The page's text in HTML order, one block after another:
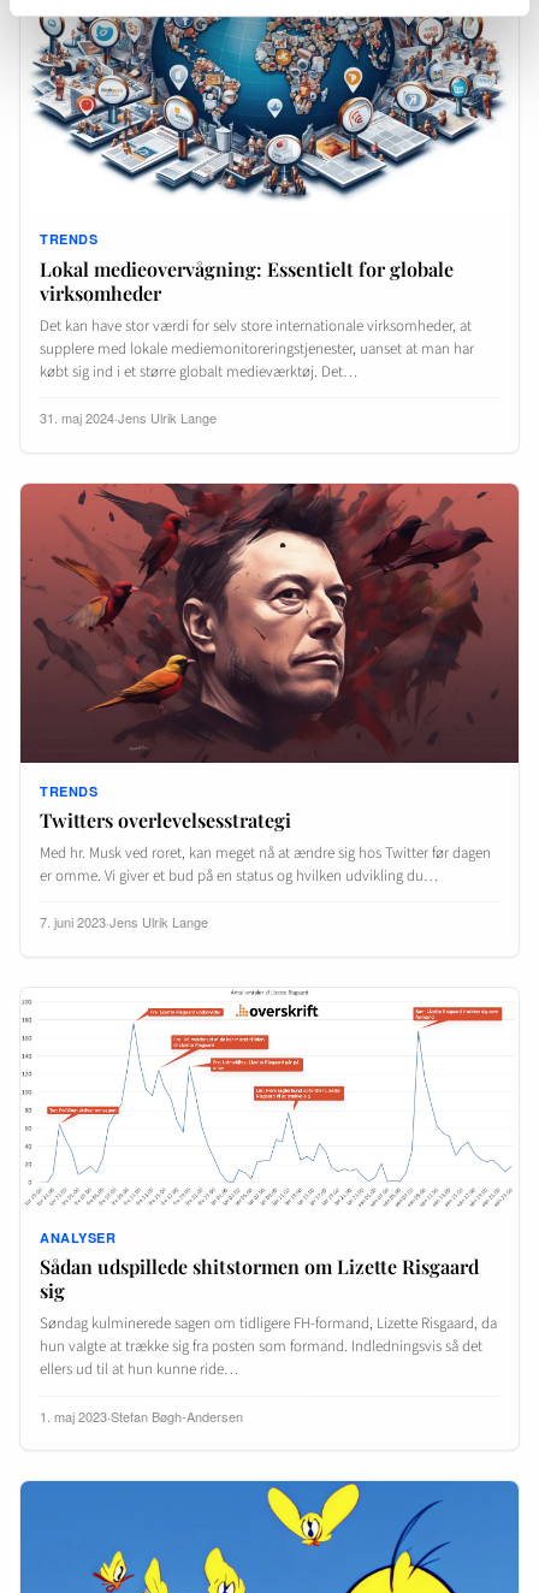
TRENDS
Lokal medieovervågning: Essentielt for globale
virksomheder
Det kan have stor værdi for selv store internationale virksomheder, at
supplere med lokale mediemonitoreringstjenester, uanset at man har
købt sig ind i et større globalt medieværktøj. Det…
31. maj 2024·Jens Ulrik Lange
TRENDS
Twitters overlevelsesstrategi
Med hr. Musk ved roret, kan meget nå at ændre sig hos Twitter før dagen
er omme. Vi giver et bud på en status og hvilken udvikling du…
7. juni 2023·Jens Ulrik Lange
ANALYSER
Sådan udspillede shitstormen om Lizette Risgaard
sig
Søndag kulminerede sagen om tidligere FH-formand, Lizette Risgaard, da
hun valgte at trække sig fra posten som formand. Indledningsvis så det
ellers ud til at hun kunne ride…
1. maj 2023·Stefan Bøgh-Andersen